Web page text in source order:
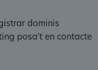
dominis
posa't en contacte